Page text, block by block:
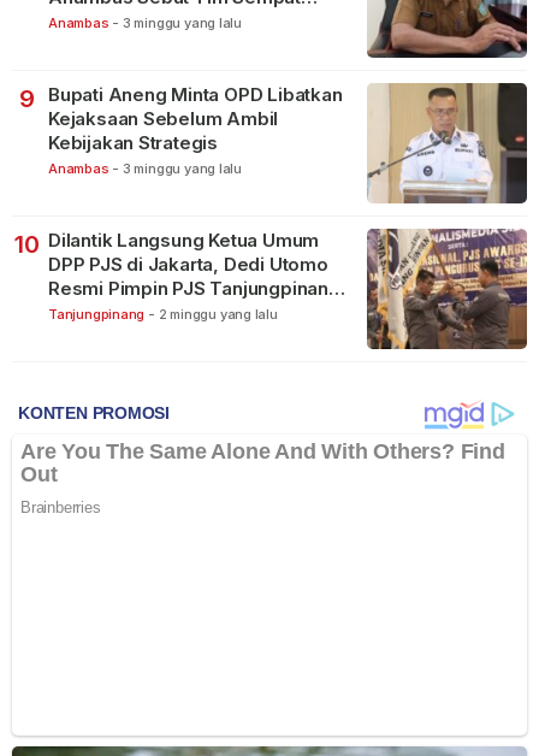
Terbagi Tangani Kasus Lain
Anambas - 3 minggu yang lalu
9
Bupati Aneng Minta OPD Libatkan
Kejaksaan Sebelum Ambil
Kebijakan Strategis
Anambas - 3 minggu yang lalu
10 Dilantik Langsung Ketua Umum
DPP PJS di Jakarta, Dedi Utomo
Resmi Pimpin PJS Tanjungpinang-
Bintan
Tanjungpinang - 2 minggu yang lalu